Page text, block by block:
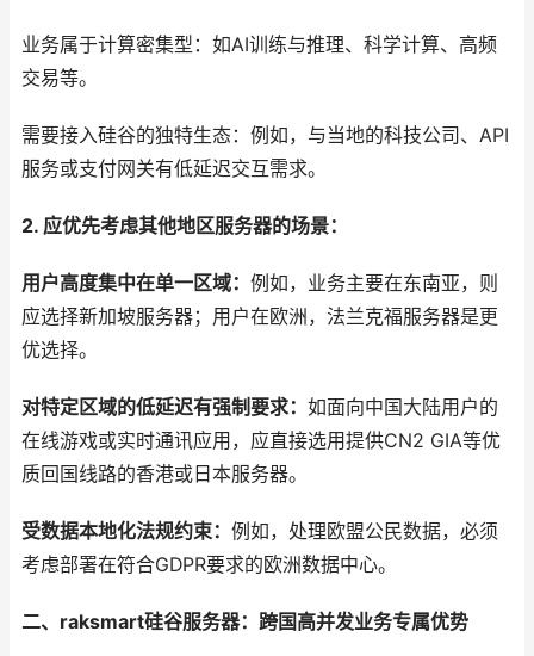
业务属于计算密集型：如AI训练与推理、科学计算、高频
交易等。
需要接入硅谷的独特生态：例如，与当地的科技公司、API
服务或支付网关有低延迟交互需求。
2. 应优先考虑其他地区服务器的场景：
用户高度集中在单一区域： 例如，业务主要在东南亚，则
应选择新加坡服务器；用户在欧洲，法兰克福服务器是更
优选择。
对特定区域的低延迟有强制要求： 如面向中国大陆用户的
在线游戏或实时通讯应用，应直接选用提供CN2 GIA等优
质回国线路的香港或日本服务器。
受数据本地化法规约束： 例如，处理欧盟公民数据，必须
考虑部署在符合GDPR要求的欧洲数据中心。
二、raksmart硅谷服务器：跨国高并发业务专属优势